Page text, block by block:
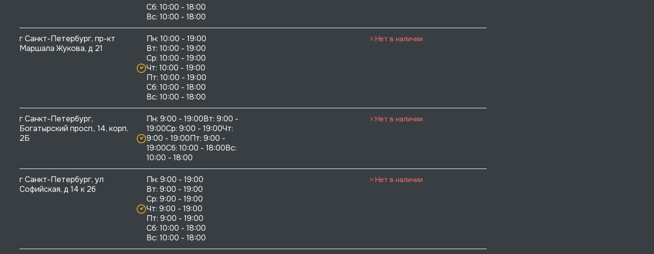
Сб: 10:00 - 18:00
г Санкт-Петербург, пр-кт
Маршала Жукова, д 21
Пн: 10:00 - 19:00
Вт: 10:00 - 19:00
Ср: 10:00 - 19:00
Чт: 10:00 - 19:00
Пт: 10:00 - 19:00
Сб: 10:00 - 18:00
Нет в наличии
г Санкт-Петербург,
Богатырский просп., 14, корп.
2Б
Пн: 9:00 - 19:00Вт: 9:00 -
19:00Ср: 9:00 - 19:00Чт:
9:00 - 19:00Пт: 9:00 -
19:00Сб: 10:00 - 18:00Вс:
10:00 - 18:00
Нет в наличии
г Санкт-Петербург, ул
Софийская, д 14 к 2б
Пн: 9:00 - 19:00
Вт: 9:00 - 19:00
Ср: 9:00 - 19:00
Чт: 9:00 - 19:00
Пт: 9:00 - 19:00
Сб: 10:00 - 18:00
Нет в наличии